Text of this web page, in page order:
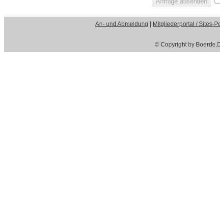
An- und Abmeldung Mitgliederportal / Sites-
© Copyright by